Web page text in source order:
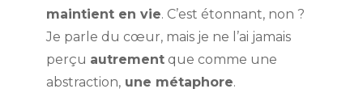
maintient en vie. C’est étonnant, non ?
Je parle du cœur, mais je ne l’ai jamais
perçu autrementque comme une
abstraction,une métaphore.